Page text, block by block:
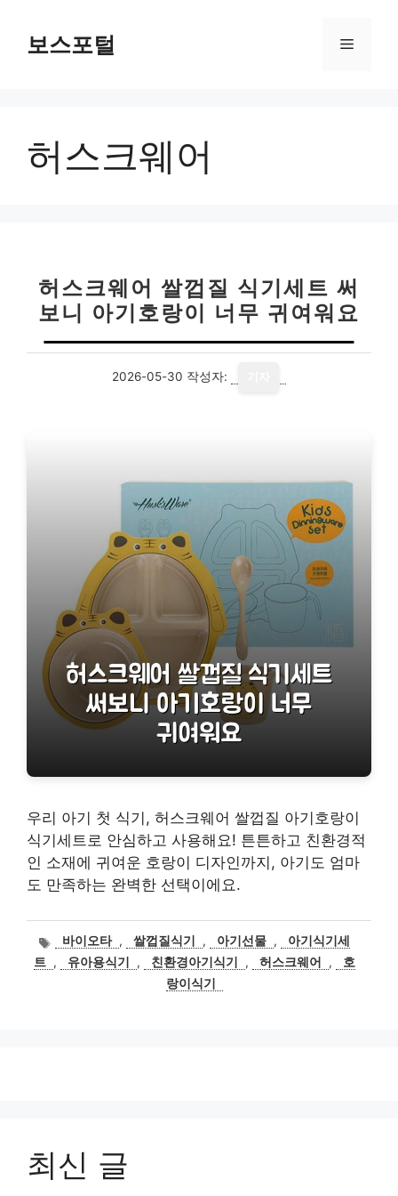
보스포털 메
허스크웨어
허스크웨어 쌀껍질 식기세트 써
보니 아기호랑이 너무 귀여워요
2026-05-30 작성자:
우리 아기 첫 식기, 허스크웨어 쌀껍질 아기호랑이
식기세트로 안심하고 사용해요! 튼튼하고 친환경적
인 소재에 귀여운 호랑이 디자인까지, 아기도 엄마
도 만족하는 완벽한 선택이에요.
태바이오타 , 쌀껍질식기 , 아기선물 ,
아기식기세
트 , 유아용식기 , 친환경아기식기 , 허스크웨어 ,
호
랑이식기
최신 글